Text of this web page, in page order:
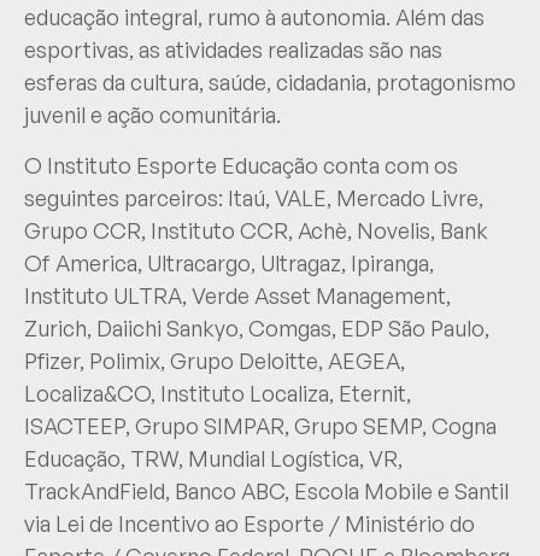
educação integral, rumo à autonomia. Além das
esportivas, as atividades realizadas são nas
esferas da cultura, saúde, cidadania, protagonismo
juvenil e ação comunitária.
O Instituto Esporte Educação conta com os
seguintes parceiros: Itaú, VALE, Mercado Livre,
Grupo CCR, Instituto CCR, Achè, Novelis, Bank
Of America, Ultracargo, Ultragaz, Ipiranga,
Instituto ULTRA, Verde Asset Management,
Zurich, Daiichi Sankyo, Comgas, EDP São Paulo,
Pfizer, Polimix, Grupo Deloitte, AEGEA,
Localiza&CO, Instituto Localiza, Eternit,
ISACTEEP, Grupo SIMPAR, Grupo SEMP, Cogna
Educação, TRW, Mundial Logística, VR,
TrackAndField, Banco ABC, Escola Mobile e Santil
via Lei de Incentivo ao Esporte / Ministério do